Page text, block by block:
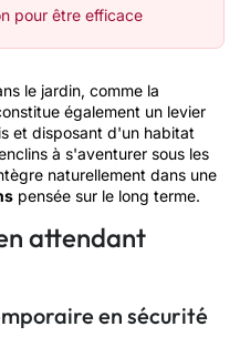
pour être efficace
le jardin, comme la
également un levier
et disposant d'un habitat
à s'aventurer sous les
naturellement dans une
pensée sur le long terme.
attendant
en sécurité